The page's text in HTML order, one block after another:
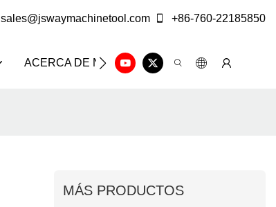
sales@jswaymachinetool.com +86-760-22185850
ACERCA DE NOSOTROS SOLUCIÓN
MÁS PRODUCTOS